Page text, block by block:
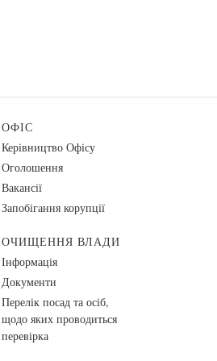
ОФІС
Керівництво Офісу
Оголошення
Вакансії
Запобігання корупції
ОЧИЩЕННЯ ВЛАДИ
Інформація
Документи
Перелік посад та осіб,
щодо яких проводиться
перевірка